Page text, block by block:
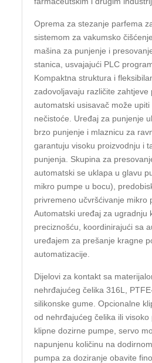
Oprema za stezanje parfema
sistemom za vakumsko
mašina za punjenje i
stanica, usvajajući PLC
Kompaktna struktura i
zadovoljavaju različite zahtjeve
automatski usisavač može
nečistoće. Uređaj za punjenje
brzo punjenje i mlaznicu za
garantuju visoku proizvodnju i
punjenja. Skupina za
automatski se uklapa u glavu
mikro pumpe u bocu),
privremeno učvršćivanje mikro
Automatski uređaj za ugradnju
preciznošću, koordinirajući sa
uređajem za prešanje kragne
automatizacije.
Dijelovi za kontakt sa
nehrđajućeg čelika 316L,
silikonske gume. Opcionalne
od nehrđajućeg čelika ili
klipne dozirne pumpe, servo
napunjenu količinu na
pumpa za doziranje obavite fino